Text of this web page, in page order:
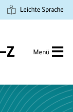
Leichte Sprache
Menü